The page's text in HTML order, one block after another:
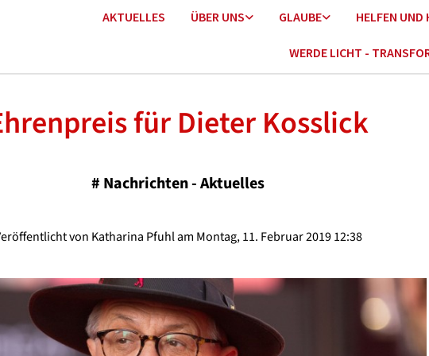
AKTUELLES ÜBER UNS GLAUBE HELFEN UND
WERDE LICHT -
für Dieter Kosslick
# Nachrichten - Aktuelles
von Katharina Pfuhl am Montag, 11. Februar 2019 12:38